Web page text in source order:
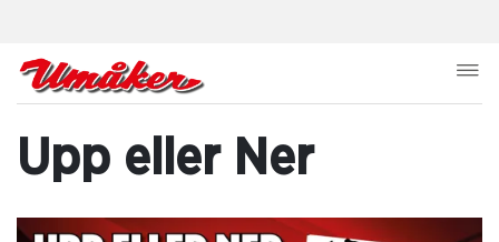
Upp eller Ner